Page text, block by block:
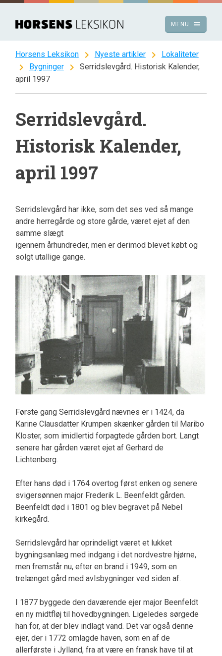
Spring
indhold
menu
MENU
Horsens Leksikon chevron_right Nyeste artikler chevron_right Lokaliteter
chevron_right Bygninger chevron_right
Serridslevgård. Historisk Kalender,
april 1997
Serridslevgård.
Historisk Kalender,
april 1997
Serridslevgård har ikke, som det ses ved så mange
andre herregårde og store gårde, været ejet af den
samme slægt
igennem århundreder, men er derimod blevet købt og
solgt utallige gange.
Første gang Serridslevgård nævnes er i 1424, da
Karine Clausdatter Krumpen skænker gården til Maribo
Kloster, som imidlertid forpagtede gården bort. Langt
senere har gården været ejet af Gerhard de
Lichtenberg.
Efter hans død i 1764 overtog først enken og senere
svigersønnen major Frederik L. Beenfeldt gården.
Beenfeldt død i 1801 og blev begravet på Nebel
kirkegård.
Serridslevgård har oprindeligt været et lukket
bygningsanlæg med indgang i det nordvestre hjørne,
men fremstår nu, efter en brand i 1949, som en
trelænget gård med avlsbygninger ved siden af.
I 1877 byggede den daværende ejer major Beenfeldt
en ny midtfløj til hovedbygningen. Ligeledes sørgede
han for, at der blev indlagt vand. Det var også denne
ejer, der i 1772 omlagde haven, som en af de
allerførste i Jylland, fra at være en fransk have til at